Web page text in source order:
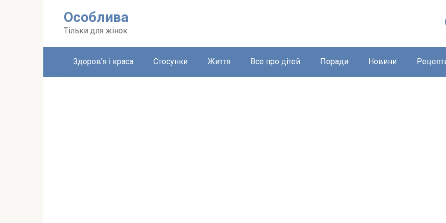
Особлива
Тільки для жінок
Здоров’я і краса Стосунки Життя Все про дітей Поради Новини